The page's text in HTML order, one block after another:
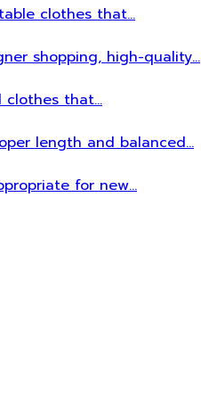
clothes that…
shopping, high-quality…
clothes that…
length and balanced…
for new…